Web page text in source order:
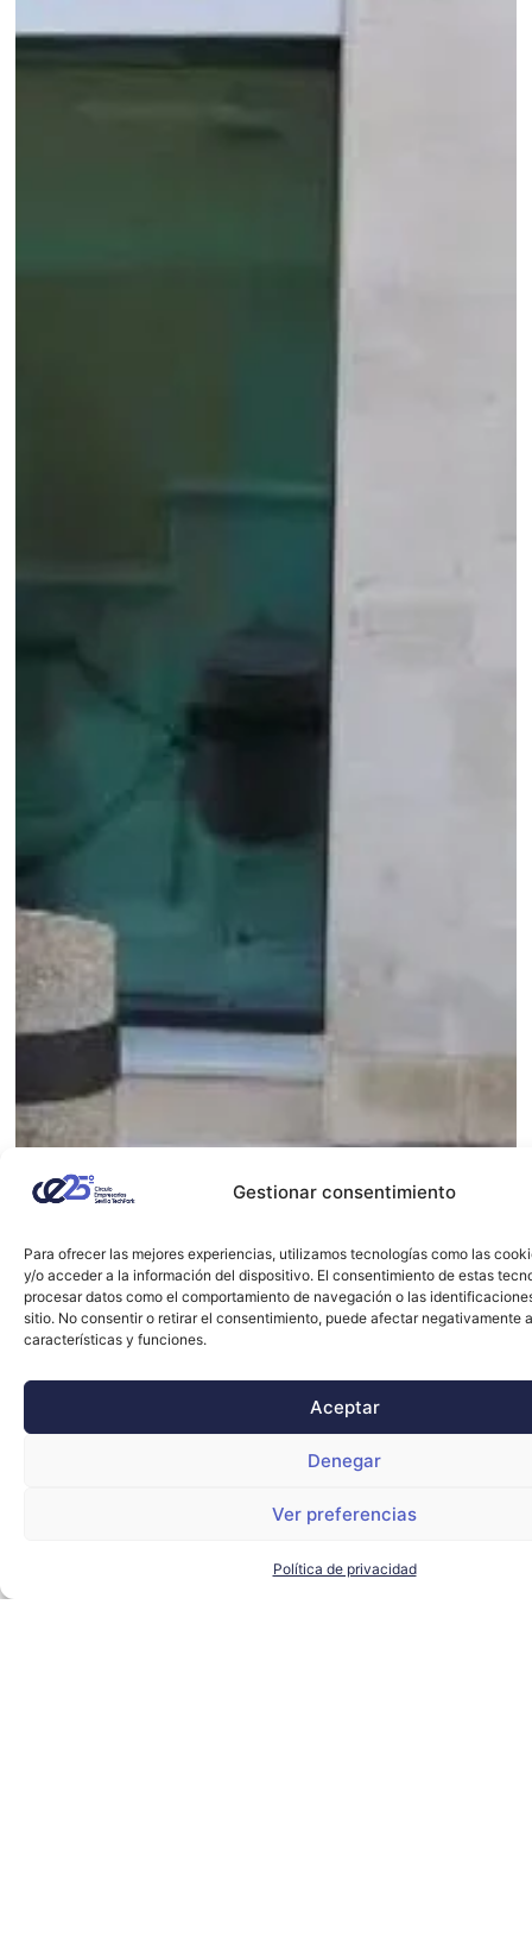
Gestionar consentimiento
Para ofrecer las mejores experiencias, utilizamos tecnologías como las
y/o acceder a la información del dispositivo. El consentimiento de estas
procesar datos como el comportamiento de navegación o las
sitio. No consentir o retirar el consentimiento, puede afectar negativamente
características y funciones.
Aceptar
Denegar
Ver preferencias
Política de privacidad